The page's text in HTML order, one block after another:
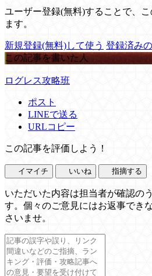
ユーザー登録(無料)することで、
ます。
新規登録(無料)して使う 登録済み
この記事を書いた人
ログレス攻略班
ポスト
LINEで送る
URLコピー
この記事を評価しよう！
イマイチ いいね 指摘する
いただいた内容は担当者が確認の
す。個々のご意見にはお返事でき
さいませ。